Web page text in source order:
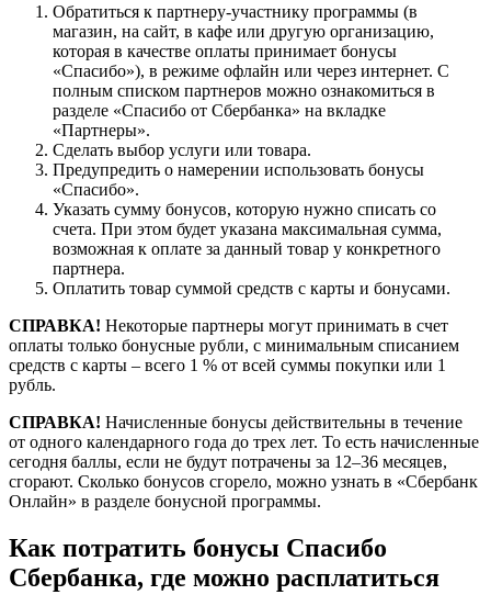
не
Списываются
Бонусы
Спасибо
от
Сбербанка
в
Кари
•
Отделение
банка
Обратиться к партнеру-участнику программы (в
магазин, на сайт, в кафе или другую организацию,
которая в качестве оплаты принимает бонусы
«Спасибо»), в режиме офлайн или через интернет. С
полным списком партнеров можно ознакомиться в
разделе «Спасибо от Сбербанка» на вкладке
«Партнеры».
Сделать выбор услуги или товара.
Предупредить о намерении использовать бонусы
«Спасибо».
Указать сумму бонусов, которую нужно списать со
счета. При этом будет указана максимальная сумма,
возможная к оплате за данный товар у конкретного
партнера.
Оплатить товар суммой средств с карты и бонусами.
СПРАВКА! Некоторые партнеры могут принимать в счет
оплаты только бонусные рубли, с минимальным списанием
средств с карты – всего 1 % от всей суммы покупки или 1
рубль.
СПРАВКА! Начисленные бонусы действительны в течение
от одного календарного года до трех лет. То есть начисленные
сегодня баллы, если не будут потрачены за 12–36 месяцев,
сгорают. Сколько бонусов сгорело, можно узнать в «Сбербанк
Онлайн» в разделе бонусной программы.
Как потратить бонусы Спасибо
Сбербанка, где можно расплатиться